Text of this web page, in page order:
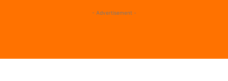
- Advertisement -